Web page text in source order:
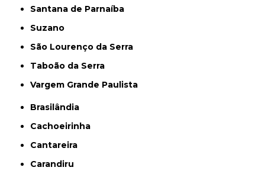
Santana de Parnaíba
Suzano
São Lourenço da Serra
Taboão da Serra
Vargem Grande Paulista
Brasilândia
Cachoeirinha
Cantareira
Carandiru